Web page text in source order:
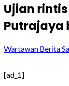
Ujian
Putrajaya
Wartawan Berita
[ad_1]